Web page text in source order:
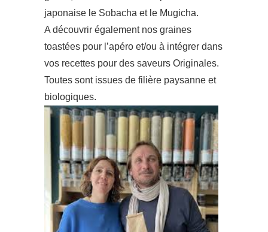
japonaise le Sobacha et le Mugicha.
A découvrir également nos graines
toastées pour l’apéro et/ou à intégrer dans
vos recettes pour des saveurs Originales.
Toutes sont issues de filière paysanne et
biologiques.